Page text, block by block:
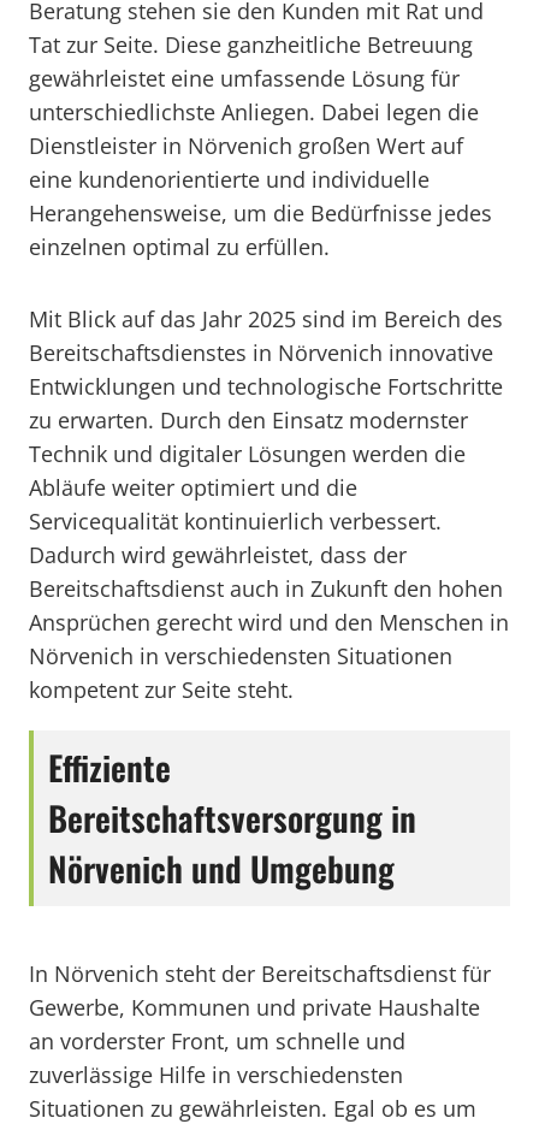
Beratung stehen sie den Kunden mit Rat und
Tat zur Seite. Diese ganzheitliche Betreuung
gewährleistet eine umfassende Lösung für
unterschiedlichste Anliegen. Dabei legen die
Dienstleister in Nörvenich großen Wert auf
eine kundenorientierte und individuelle
Herangehensweise, um die Bedürfnisse jedes
einzelnen optimal zu erfüllen.
Mit Blick auf das Jahr 2025 sind im Bereich des
Bereitschaftsdienstes in Nörvenich innovative
Entwicklungen und technologische Fortschritte
zu erwarten. Durch den Einsatz modernster
Technik und digitaler Lösungen werden die
Abläufe weiter optimiert und die
Servicequalität kontinuierlich verbessert.
Dadurch wird gewährleistet, dass der
Bereitschaftsdienst auch in Zukunft den hohen
Ansprüchen gerecht wird und den Menschen in
Nörvenich in verschiedensten Situationen
kompetent zur Seite steht.
Effiziente
Bereitschaftsversorgung in
Nörvenich und Umgebung
In Nörvenich steht der Bereitschaftsdienst für
Gewerbe, Kommunen und private Haushalte
an vorderster Front, um schnelle und
zuverlässige Hilfe in verschiedensten
Situationen zu gewährleisten. Egal ob es um